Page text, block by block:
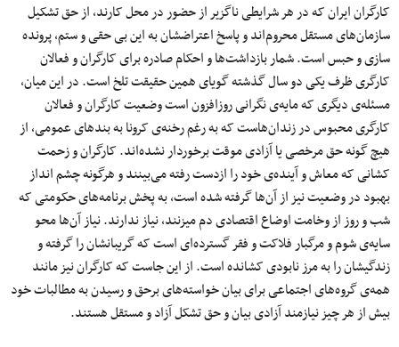
کارگران ایران که در هر شرایطی ناگزیر از حضور در محل کارند، از حق تشکیل
سازمان‌های مستقل محروم‌اند و پاسخ اعتراض­شان به این بی حقی و ستم، پرونده
سازی و حبس است. شمار بازداشت‌ها و احکام صادره برای کارگران و فعالان
کارگری ظرف یکی دو سال گذشته گویای همین حقیقت تلخ است. در این میان،
مسئله‌ی دیگری که مایه‌ی نگرانی روزافزون است وضعیت کارگران و فعالان
کارگری محبوس در زندان‌هاست که به رغم رخنه‌ی کرونا به بندهای عمومی، از
هیچ گونه حق مرخصی یا آزادی موقت برخوردار نشده‌اند. کارگران و زحمت
کشانی که معاش و آینده‌ی خود را ازدست رفته می‌بینند و هرگونه چشم انداز
بهبود در وضعیت نیز از آن‌ها گرفته شده است، به پخش برنامه‌های حکومتی که
شب و روز از وخامت اوضاع اقتصادی دم می­زنند، نیاز ندارند. نیاز آن‌ها محو
سایه‌ی شوم و مرگبار فلاکت و فقر گسترده‌ای است که گریبان­شان را گرفته و
زندگی­شان را به مرز نابودی کشانده است. از این جاست که کارگران نیز مانند
همه‌ی گروه‌های اجتماعی برای بیان خواسته‌های برحق و رسیدن به مطالبات خود
بیش از هر چیز نیازمند آزادی بیان و حق تشکل آزاد و مستقل هستند.